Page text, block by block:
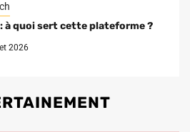
à quoi sert cette plateforme ?
2026